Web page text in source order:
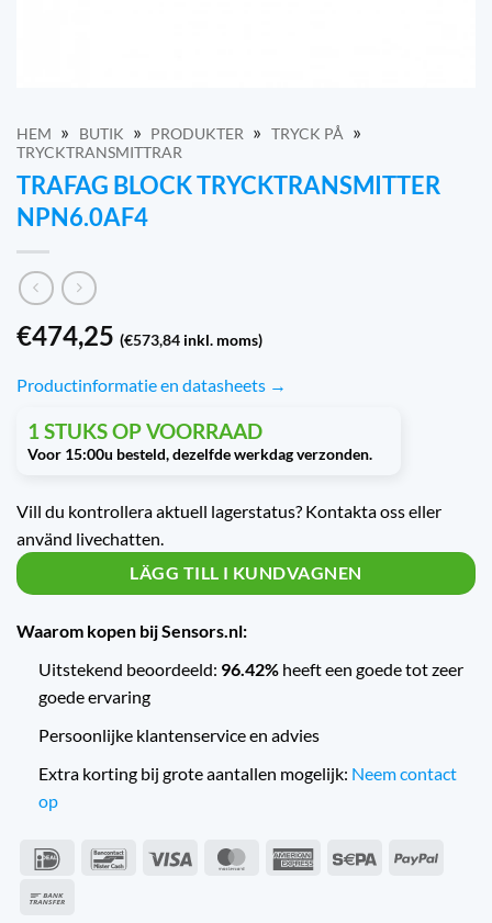
HEM » BUTIK » PRODUKTER » TRYCK PÅ »
TRYCKTRANSMITTRAR
TRAFAG BLOCK TRYCKTRANSMITTER
NPN6.0AF4
€474,25 (€573,84 inkl. moms)
Productinformatie en datasheets →
1 STUKS OP VOORRAAD
Vill du kontrollera aktuell lagerstatus? Kontakta oss eller
använd livechatten.
LÄGG TILL I KUNDVAGNEN
Waarom kopen bij Sensors.nl:
Uitstekend beoordeeld: 96.42% heeft een goede tot zeer
goede ervaring
Persoonlijke klantenservice en advies
Extra korting bij grote aantallen mogelijk: Neem contact
op
IDeal BancontactVisum MasterCardAmerican Sepa
PayPal